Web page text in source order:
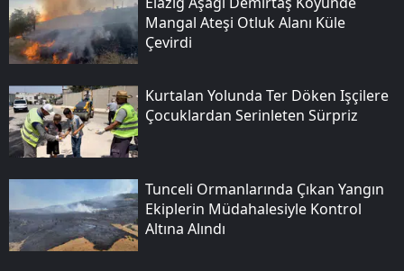
Mangal Ateşi Otluk Alanı Küle
Çevirdi
Kurtalan Yolunda Ter Döken Işçilere
Çocuklardan Serinleten Sürpriz
Tunceli Ormanlarında Çıkan Yangın
Ekiplerin Müdahalesiyle Kontrol
Altına Alındı